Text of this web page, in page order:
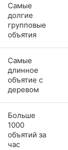
Самые
долгие
групповые
объятия
Самые
длинное
объятие с
деревом
Больше
1000
объятий за
час